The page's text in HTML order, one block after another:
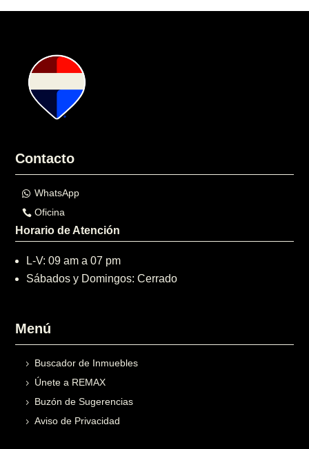
Contacto
WhatsApp
Oficina
Horario de Atención
L-V: 09 am a 07 pm
Sábados y Domingos: Cerrado
Menú
Buscador de Inmuebles
Únete a REMAX
Buzón de Sugerencias
Aviso de Privacidad